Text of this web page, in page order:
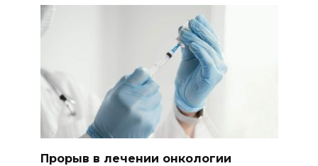
Прорыв в лечении онкологии